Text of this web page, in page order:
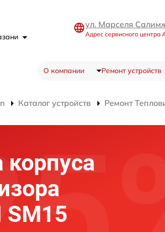
ул. Марселя
Адрес сервисного центра
О компании Ремонт устройств
Каталог устройств Ремонт
SM15